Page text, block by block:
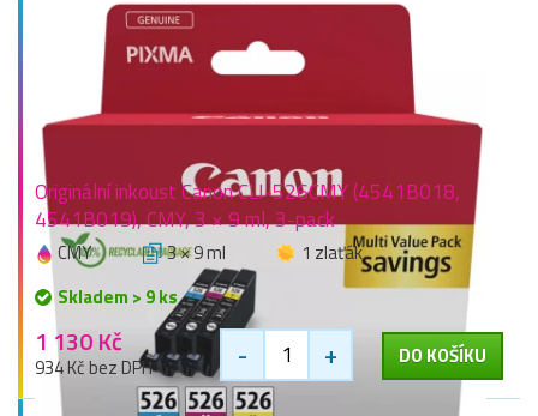
Originální inkoust Canon CLI-526CMY (4541B018,
4541B019), CMY, 3 × 9 ml, 3-pack
CMY 3 × 9 ml
1 zlaťák
Skladem > 9 ks
1 130 Kč
934 Kč bez DPH - + DO KOŠÍKU